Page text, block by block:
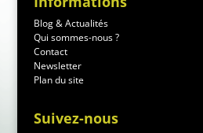
Blog & Actualités
Qui sommes-nous ?
Contact
Newsletter
Plan du site
Suivez-nous